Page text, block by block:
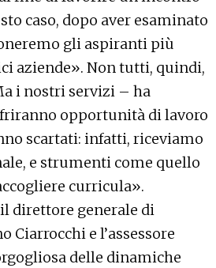
caso, dopo aver esaminato
gli aspiranti più
aziende». Non tutti, quindi,
i nostri servizi – ha
opportunità di lavoro
scartati: infatti, riceviamo
e strumenti come quello
curricula».
direttore generale di
e l’assessore
delle dinamiche